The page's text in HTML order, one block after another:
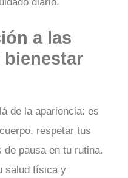
a las
bienestar
de la apariencia: es
respetar tus
pausa en tu rutina.
salud física y